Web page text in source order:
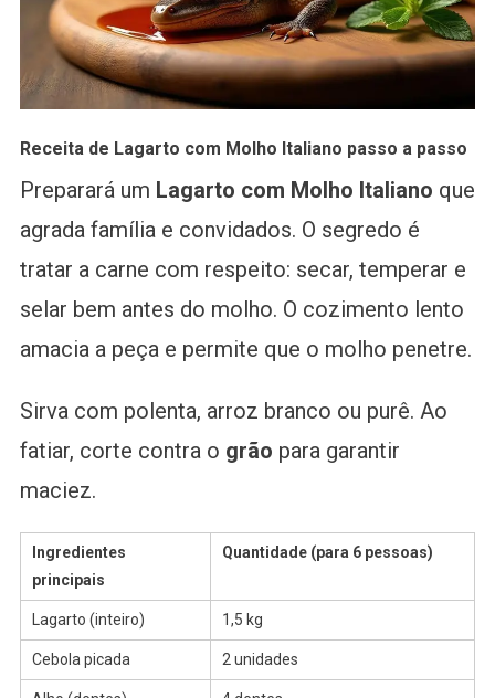
Receita de Lagarto com Molho Italiano passo a passo
Preparará um Lagarto com Molho Italiano que
agrada família e convidados. O segredo é
tratar a carne com respeito: secar, temperar e
selar bem antes do molho. O cozimento lento
amacia a peça e permite que o molho penetre.
Sirva com polenta, arroz branco ou purê. Ao
fatiar, corte contra o grão para garantir
maciez.
Ingredientes
principais
Quantidade (para 6 pessoas)
Lagarto (inteiro) 1,5 kg
Cebola picada 2 unidades